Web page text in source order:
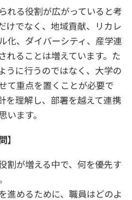
れる役割が広がっていると考
けでなく、地域貢献、リカレ
化、ダイバーシティ、産学連
れることは増えています。た
うに行うのではなく、大学の
て重点を置くことが必要で
を理解し、部署を越えて連携
います。
】
割が増える中で、何を優先す
進めるために、職員はどのよ